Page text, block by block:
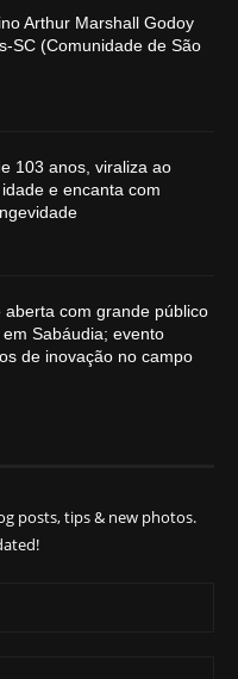
Arthur Marshall Godoy
SC (Comunidade de São
103 anos, viraliza ao
e encanta com
aberta com grande público
Sabáudia; evento
de inovação no campo
posts, tips & new photos.